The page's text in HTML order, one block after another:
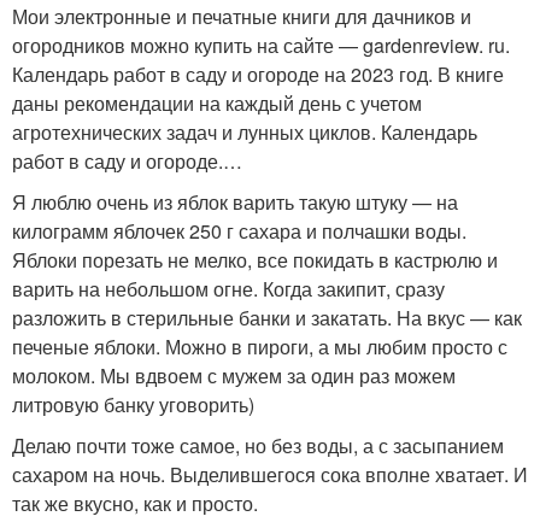
Мои электронные и печатные книги для дачников и
огородников можно купить на сайте — gardenreview. ru.
Календарь работ в саду и огороде на 2023 год. В книге
даны рекомендации на каждый день с учетом
агротехнических задач и лунных циклов. Календарь
работ в саду и огороде.…
Я люблю очень из яблок варить такую штуку — на
килограмм яблочек 250 г сахара и полчашки воды.
Яблоки порезать не мелко, все покидать в кастрюлю и
варить на небольшом огне. Когда закипит, сразу
разложить в стерильные банки и закатать. На вкус — как
печеные яблоки. Можно в пироги, а мы любим просто с
молоком. Мы вдвоем с мужем за один раз можем
литровую банку уговорить)
Делаю почти тоже самое, но без воды, а с засыпанием
сахаром на ночь. Выделившегося сока вполне хватает. И
так же вкусно, как и просто.